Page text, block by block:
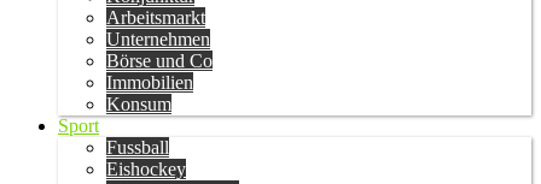
Arbeitsmarkt
Unternehmen
Börse und Co
Immobilien
Konsum
Sport
Fussball
Eishockey